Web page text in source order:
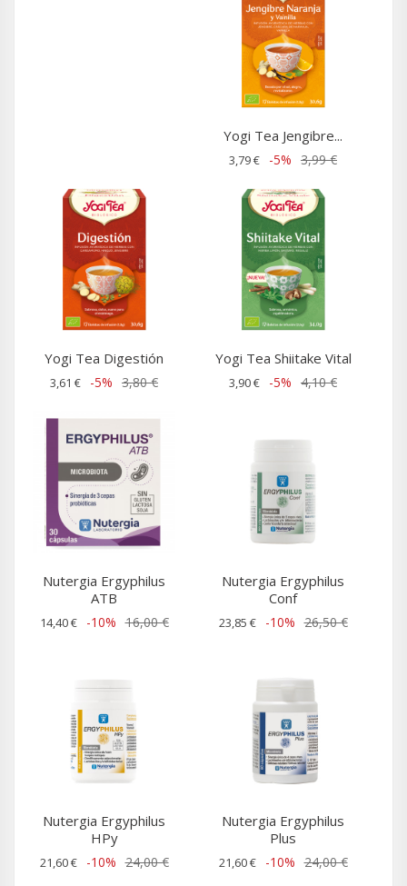
Yogi Tea Jengibre...
3,79 € -5% 3,99 €
Yogi Tea Digestión
3,61 € -5% 3,80 €
Yogi Tea Shiitake Vital
3,90 € -5% 4,10 €
Nutergia Ergyphilus
ATB
14,40 € -10% 16,00 €
Nutergia Ergyphilus
Conf
23,85 € -10% 26,50 €
Nutergia Ergyphilus
HPy
21,60 € -10% 24,00 €
Nutergia Ergyphilus
Plus
21,60 € -10% 24,00 €